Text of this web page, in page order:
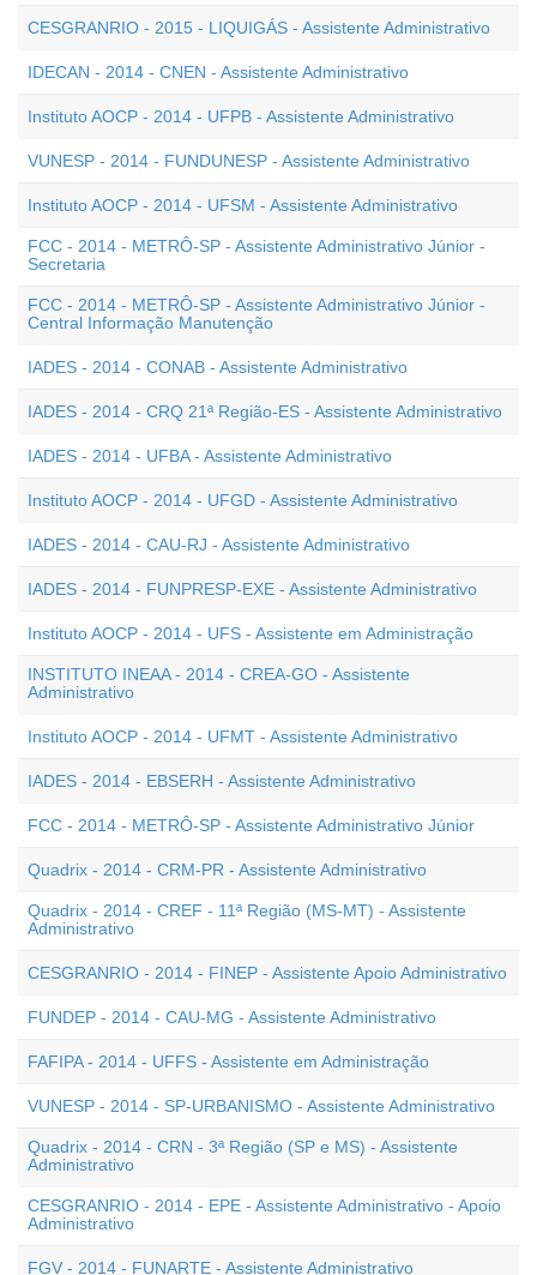
CESGRANRIO - 2015 - LIQUIGÁS - Assistente Administrativo
IDECAN - 2014 - CNEN - Assistente Administrativo
Instituto AOCP - 2014 - UFPB - Assistente Administrativo
VUNESP - 2014 - FUNDUNESP - Assistente Administrativo
Instituto AOCP - 2014 - UFSM - Assistente Administrativo
FCC - 2014 - METRÔ-SP - Assistente Administrativo Júnior -
Secretaria
FCC - 2014 - METRÔ-SP - Assistente Administrativo Júnior -
Central Informação Manutenção
IADES - 2014 - CONAB - Assistente Administrativo
IADES - 2014 - CRQ 21ª Região-ES - Assistente Administrativo
IADES - 2014 - UFBA - Assistente Administrativo
Instituto AOCP - 2014 - UFGD - Assistente Administrativo
IADES - 2014 - CAU-RJ - Assistente Administrativo
IADES - 2014 - FUNPRESP-EXE - Assistente Administrativo
Instituto AOCP - 2014 - UFS - Assistente em Administração
INSTITUTO INEAA - 2014 - CREA-GO - Assistente
Administrativo
Instituto AOCP - 2014 - UFMT - Assistente Administrativo
IADES - 2014 - EBSERH - Assistente Administrativo
FCC - 2014 - METRÔ-SP - Assistente Administrativo Júnior
Quadrix - 2014 - CRM-PR - Assistente Administrativo
Quadrix - 2014 - CREF - 11ª Região (MS-MT) - Assistente
Administrativo
CESGRANRIO - 2014 - FINEP - Assistente Apoio Administrativo
FUNDEP - 2014 - CAU-MG - Assistente Administrativo
FAFIPA - 2014 - UFFS - Assistente em Administração
VUNESP - 2014 - SP-URBANISMO - Assistente Administrativo
Quadrix - 2014 - CRN - 3ª Região (SP e MS) - Assistente
Administrativo
CESGRANRIO - 2014 - EPE - Assistente Administrativo - Apoio
Administrativo
FGV - 2014 - FUNARTE - Assistente Administrativo